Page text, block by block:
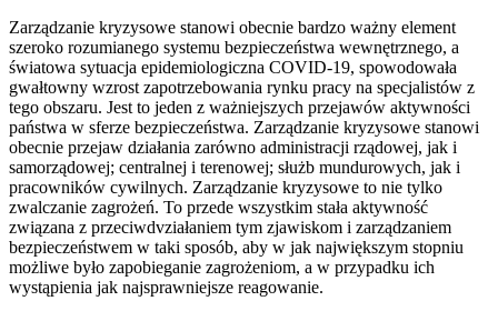
Zarządzanie kryzysowe stanowi obecnie bardzo ważny element
szeroko rozumianego systemu bezpieczeństwa wewnętrznego, a
światowa sytuacja epidemiologiczna COVID-19, spowodowała
gwałtowny wzrost zapotrzebowania rynku pracy na specjalistów z
tego obszaru. Jest to jeden z ważniejszych przejawów aktywności
państwa w sferze bezpieczeństwa. Zarządzanie kryzysowe stanowi
obecnie przejaw działania zarówno administracji rządowej, jak i
samorządowej; centralnej i terenowej; służb mundurowych, jak i
pracowników cywilnych. Zarządzanie kryzysowe to nie tylko
zwalczanie zagrożeń. To przede wszystkim stała aktywność
związana z przeciwdvziałaniem tym zjawiskom i zarządzaniem
bezpieczeństwem w taki sposób, aby w jak największym stopniu
możliwe było zapobieganie zagrożeniom, a w przypadku ich
wystąpienia jak najsprawniejsze reagowanie.